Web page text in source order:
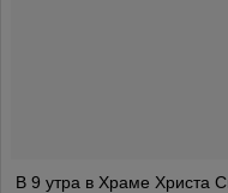
В 9 утра в Храме Христа